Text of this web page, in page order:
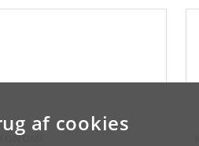
af cookies